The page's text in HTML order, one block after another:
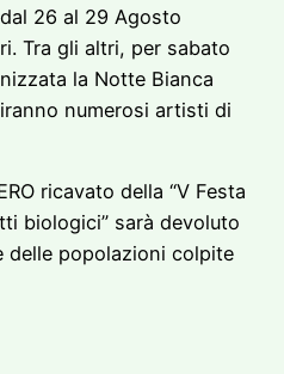
26 al 29 Agosto
Tra gli altri, per sabato
la Notte Bianca
numerosi artisti di
ricavato della “V Festa
biologici” sarà devoluto
delle popolazioni colpite